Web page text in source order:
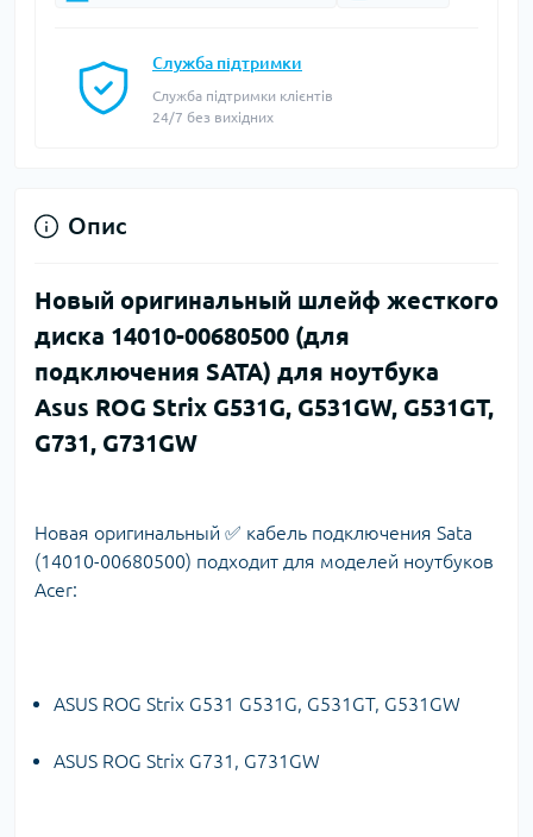
Служба підтримки
Служба підтримки клієнтів
24/7 без вихідних
Опис
Новый оригинальный шлейф жесткого
диска 14010-00680500 (для
подключения SATA) для ноутбука
Asus ROG Strix G531G, G531GW, G531GT,
G731, G731GW
Новая оригинальный ✅ кабель подключения Sata
(14010-00680500) подходит для моделей ноутбуков
Acer:
ASUS ROG Strix G531 G531G, G531GT, G531GW
ASUS ROG Strix G731, G731GW